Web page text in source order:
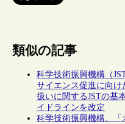
類似の記事
科学技術振興機構（
サイエンス促進に向け
扱いに関するJSTの基
イドラインを改定
科学技術振興機構、「